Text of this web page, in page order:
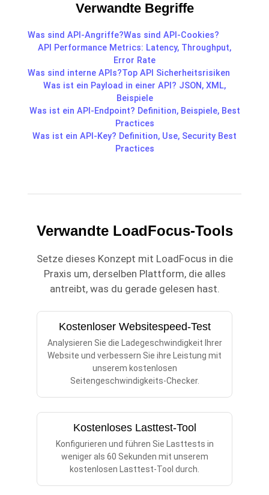
Verwandte Begriffe
Was sind API-Angriffe?Was sind API-Cookies?
API Performance Metrics: Latency, Throughput,
Error Rate
Was sind interne APIs?Top API Sicherheitsrisiken
Was ist ein Payload in einer API? JSON, XML,
Beispiele
Was ist ein API-Endpoint? Definition, Beispiele, Best
Practices
Was ist ein API-Key? Definition, Use, Security Best
Practices
Verwandte LoadFocus-Tools
Setze dieses Konzept mit LoadFocus in die
Praxis um, derselben Plattform, die alles
antreibt, was du gerade gelesen hast.
Kostenloser Websitespeed-Test
Analysieren Sie die Ladegeschwindigkeit Ihrer
Website und verbessern Sie ihre Leistung mit
unserem kostenlosen
Seitengeschwindigkeits-Checker.
Kostenloses Lasttest-Tool
Konfigurieren und führen Sie Lasttests in
weniger als 60 Sekunden mit unserem
kostenlosen Lasttest-Tool durch.